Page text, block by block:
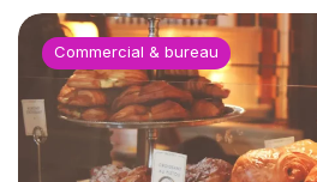
Commercial & bureau